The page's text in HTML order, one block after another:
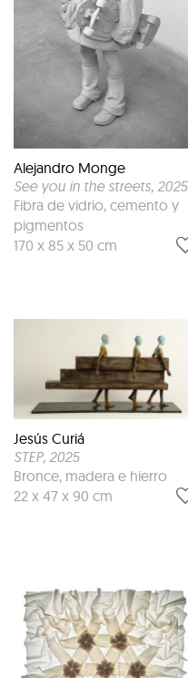
Alejandro Monge
See you in the streets, 2025
Fibra de vidrio, cemento y
pigmentos
170 x 85 x 50 cm
Jesús Curiá
STEP, 2025
Bronce, madera e hierro
22 x 47 x 90 cm